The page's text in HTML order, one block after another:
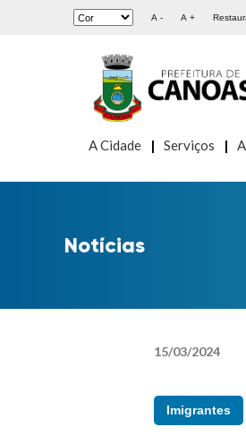
A - A +
A Cidade Serviços
Notícias
15/03/2024
Imigrantes